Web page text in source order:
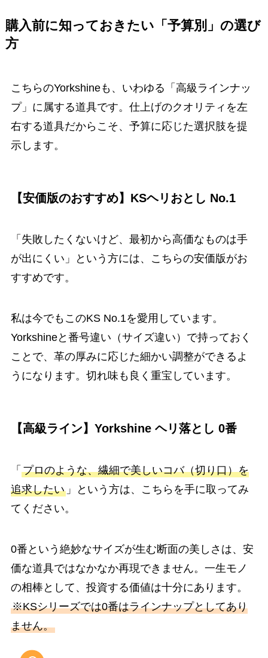
購入前に知っておきたい「予算別」の選び
方
こちらのYorkshineも、いわゆる「高級ラインナッ
プ」に属する道具です。仕上げのクオリティを左
右する道具だからこそ、予算に応じた選択肢を提
示します。
【安価版のおすすめ】KSヘリおとし No.1
「失敗したくないけど、最初から高価なものは手
が出にくい」という方には、こちらの安価版がお
すすめです。
私は今でもこのKS No.1を愛用しています。
Yorkshineと番号違い（サイズ違い）で持っておく
ことで、革の厚みに応じた細かい調整ができるよ
うになります。切れ味も良く重宝しています。
【高級ライン】Yorkshine ヘリ落とし 0番
「 プロのような、繊細で美しいコバ（切り口）を
追求したい」という方は、こちらを手に取ってみ
てください。
0番という絶妙なサイズが生む断面の美しさは、安
価な道具ではなかなか再現できません。一生モノ
の相棒として、投資する価値は十分にあります。
※KSシリーズでは0番はラインナップとしてあり
ません。